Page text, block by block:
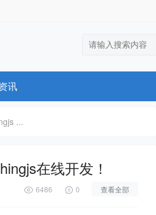
讯
...
在线开发！
6486 0 查看全部